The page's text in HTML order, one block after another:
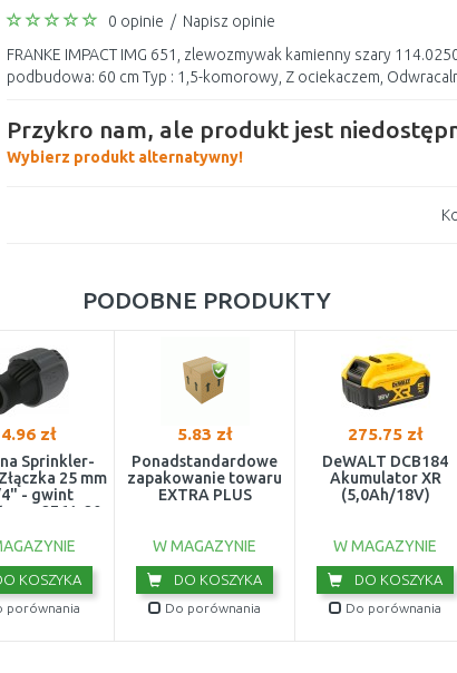
0 opinie / Napisz opinie
FRANKE IMPACT IMG 651, zlewozmywak kamienny szary
podbudowa: 60 cm Typ : 1,5-komorowy, Z ociekaczem,
Przykro nam, ale produkt jest
Wybierz produkt alternatywny!
PODOBNE PRODUKTY
zł
Sprinkler-
25 mm
- gwint
2761-20
KOSZYKA
porównania
5.83 zł
Ponadstandardowe
zapakowanie towaru
EXTRA PLUS
W MAGAZYNIE
DO KOSZYKA
Do porównania
275.75 zł
DeWALT DCB184
Akumulator XR
(5,0Ah/18V)
W MAGAZYNIE
DO KOSZYKA
Do porównania